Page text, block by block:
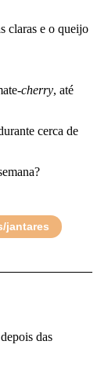
claras e o queijo
cherry, até
cerca de
jantares
das